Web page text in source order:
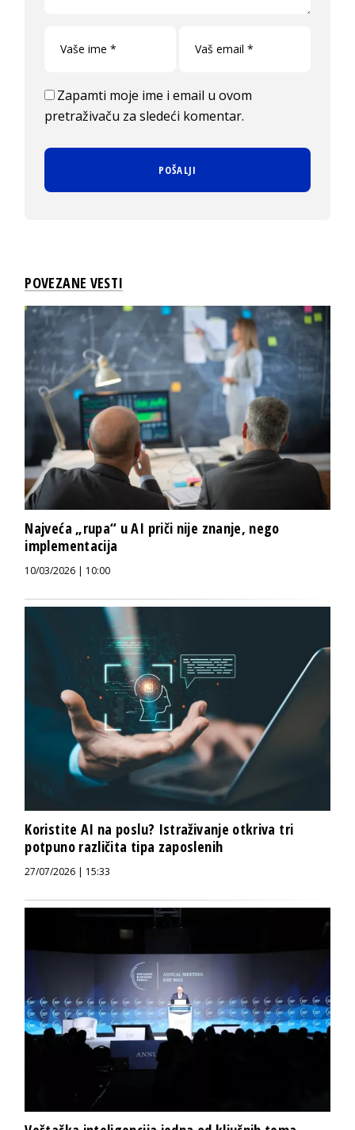
Zapamti moje ime i email u ovom
pretraživaču za sledeći komentar.
POVEZANE VESTI
Najveća „rupa“ u AI priči nije znanje, nego
implementacija
10/03/2026 | 10:00
Koristite AI na poslu? Istraživanje otkriva tri
potpuno različita tipa zaposlenih
27/07/2026 | 15:33